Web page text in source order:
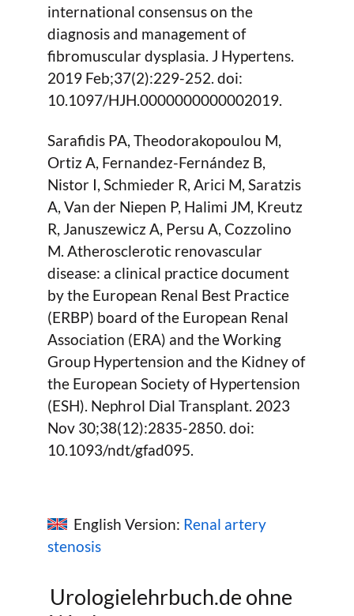
international consensus on the
diagnosis and management of
fibromuscular dysplasia. J Hypertens.
2019 Feb;37(2):229-252. doi:
10.1097/HJH.0000000000002019.
Sarafidis PA, Theodorakopoulou M,
Ortiz A, Fernandez-Fernández B,
Nistor I, Schmieder R, Arici M, Saratzis
A, Van der Niepen P, Halimi JM, Kreutz
R, Januszewicz A, Persu A, Cozzolino
M. Atherosclerotic renovascular
disease: a clinical practice document
by the European Renal Best Practice
(ERBP) board of the European Renal
Association (ERA) and the Working
Group Hypertension and the Kidney of
the European Society of Hypertension
(ESH). Nephrol Dial Transplant. 2023
Nov 30;38(12):2835-2850. doi:
10.1093/ndt/gfad095.
English Version: Renal artery
stenosis
Urologielehrbuch.de ohne